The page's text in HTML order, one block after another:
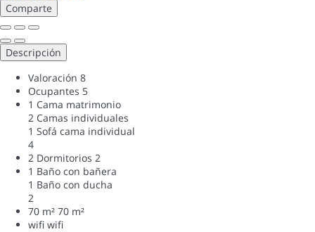
Comparte
Descripción
Valoración 8
Ocupantes 5
1 Cama matrimonio
2 Camas individuales
1 Sofá cama individual
4
2 Dormitorios 2
1 Baño con bañera
1 Baño con ducha
2
70 m² 70 m²
wifi wifi